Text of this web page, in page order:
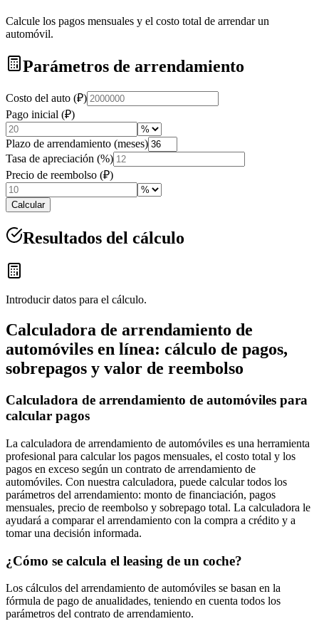
Calcule los pagos mensuales y el costo total de arrendar un
automóvil.
Parámetros de arrendamiento
Costo del auto (₽)
Pago inicial (₽)
Plazo de arrendamiento (meses)
Tasa de apreciación (%)
Precio de reembolso (₽)
Calcular
Resultados del cálculo
Introducir datos para el cálculo.
Calculadora de arrendamiento de
automóviles en línea: cálculo de pagos,
sobrepagos y valor de reembolso
Calculadora de arrendamiento de automóviles para
calcular pagos
La calculadora de arrendamiento de automóviles es una herramienta
profesional para calcular los pagos mensuales, el costo total y los
pagos en exceso según un contrato de arrendamiento de
automóviles. Con nuestra calculadora, puede calcular todos los
parámetros del arrendamiento: monto de financiación, pagos
mensuales, precio de reembolso y sobrepago total. La calculadora le
ayudará a comparar el arrendamiento con la compra a crédito y a
tomar una decisión informada.
¿Cómo se calcula el leasing de un coche?
Los cálculos del arrendamiento de automóviles se basan en la
fórmula de pago de anualidades, teniendo en cuenta todos los
parámetros del contrato de arrendamiento.